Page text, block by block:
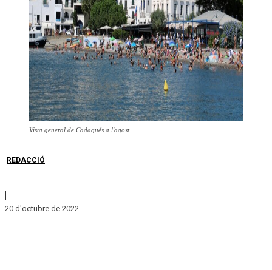
Vista general de Cadaqués a l'agost
REDACCIÓ
|
20 d'octubre de 2022